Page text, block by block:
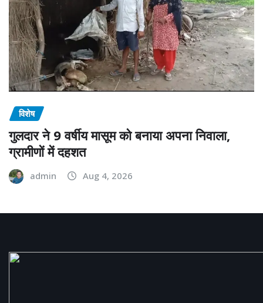
विशेष
गुलदार ने 9 वर्षीय मासूम को बनाया अपना निवाला,
ग्रामीणों में दहशत
admin Aug 4, 2026